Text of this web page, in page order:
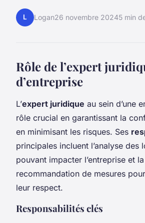
L Logan26 novembre 20245 min
Rôle de l’expert
d’entreprise
L’expert juridique au sein d’une
rôle crucial en garantissant la
en minimisant les risques. Ses
principales incluent l’analyse des
pouvant impacter l’entreprise et la
recommandation de mesures
leur respect.
Responsabilités clés